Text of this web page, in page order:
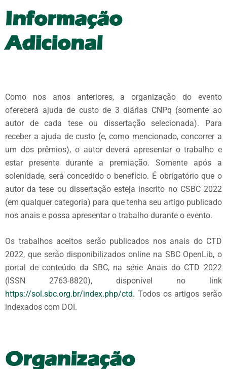
Informação
Adicional
Como nos anos anteriores, a organização do evento
oferecerá ajuda de custo de 3 diárias CNPq (somente ao
autor de cada tese ou dissertação selecionada). Para
receber a ajuda de custo (e, como mencionado, concorrer a
um dos prêmios), o autor deverá apresentar o trabalho e
estar presente durante a premiação. Somente após a
solenidade, será concedido o benefício. É obrigatório que o
autor da tese ou dissertação esteja inscrito no CSBC 2022
(em qualquer categoria) para que tenha seu artigo publicado
nos anais e possa apresentar o trabalho durante o evento.
Os trabalhos aceitos serão publicados nos anais do CTD
2022, que serão disponibilizados online na SBC OpenLib, o
portal de conteúdo da SBC, na série Anais do CTD 2022
(ISSN 2763-8820), disponível no link
https://sol.sbc.org.br/index.php/ctd. Todos os artigos serão
indexados com DOI.
Organização